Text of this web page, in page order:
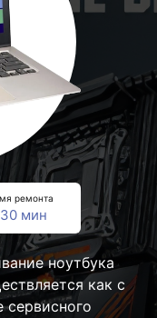
ремонта
мин
ноутбука
как с
сервисного